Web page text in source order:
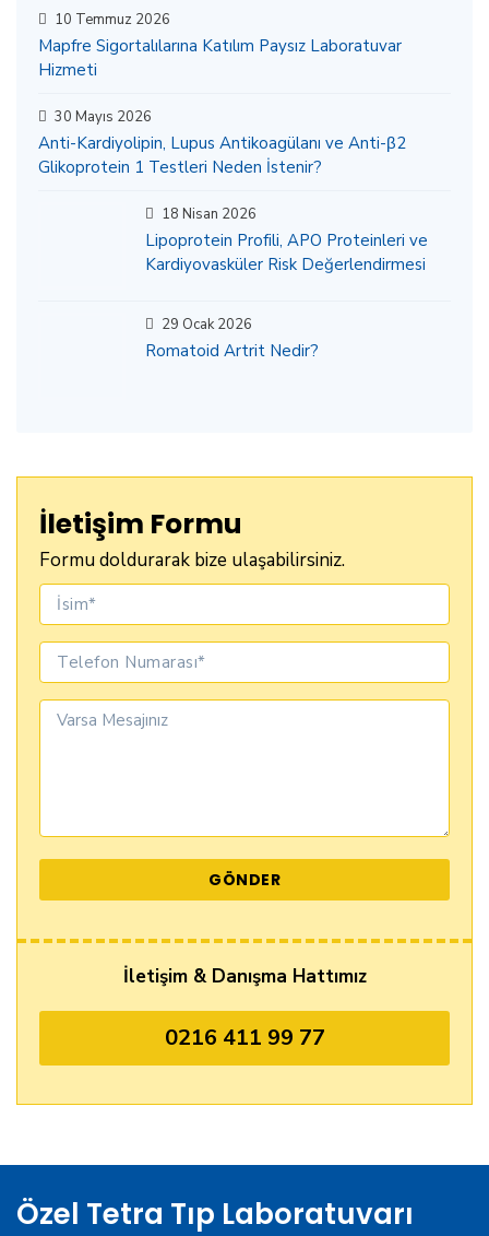
10 Temmuz 2026
Mapfre Sigortalılarına Katılım Paysız Laboratuvar
Hizmeti
30 Mayıs 2026
Anti-Kardiyolipin, Lupus Antikoagülanı ve Anti-β2
Glikoprotein 1 Testleri Neden İstenir?
18 Nisan 2026
Lipoprotein Profili, APO Proteinleri ve
Kardiyovasküler Risk Değerlendirmesi
29 Ocak 2026
Romatoid Artrit Nedir?
İletişim Formu
Formu doldurarak bize ulaşabilirsiniz.
İletişim & Danışma Hattımız
0216 411 99 77
Özel Tetra Tıp Laboratuvarı